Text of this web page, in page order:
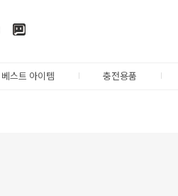
베스트 아이템 충전용품